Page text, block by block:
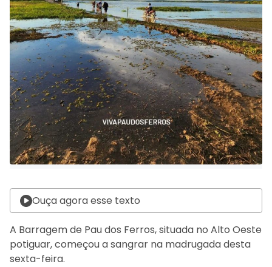
Ouça agora esse texto
A Barragem de Pau dos Ferros, situada no Alto Oeste
potiguar, começou a sangrar na madrugada desta
sexta-feira.